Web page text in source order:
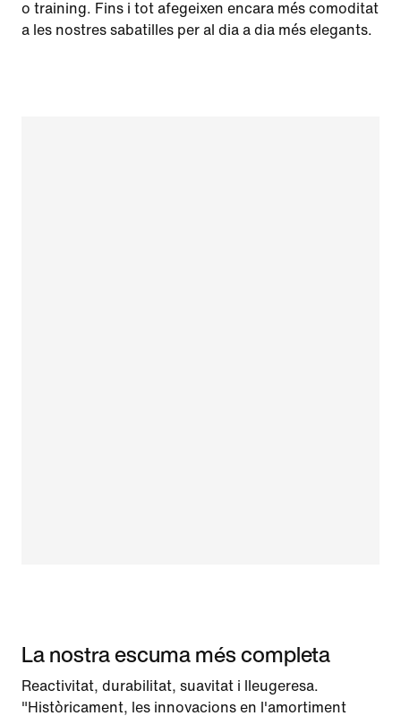
o training. Fins i tot afegeixen encara més comoditat
a les nostres sabatilles per al dia a dia més elegants.
La nostra escuma més completa
Reactivitat, durabilitat, suavitat i lleugeresa.
"Històricament, les innovacions en l'amortiment